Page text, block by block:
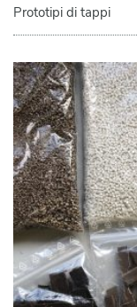
Prototipi di tappi